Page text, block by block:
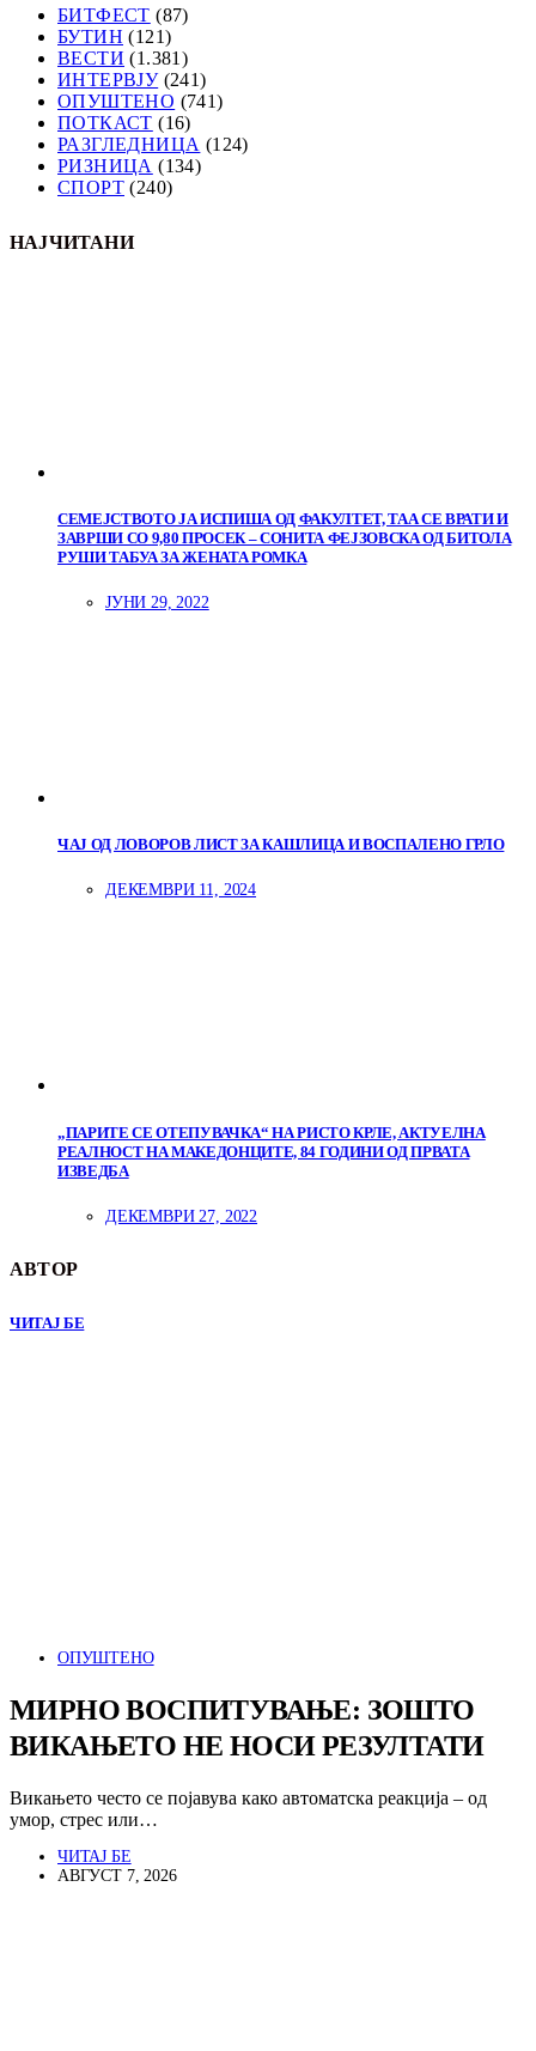
БИТФЕСТ (87)
БУТИН (121)
ВЕСТИ (1.381)
ИНТЕРВЈУ(241)
ОПУШТЕНО (741)
ПОТКАСТ (16)
РАЗГЛЕДНИЦА (124)
РИЗНИЦА (134)
СПОРТ (240)
НАЈЧИТАНИ
СЕМЕЈСТВОТО ЈА ИСПИША ОД ФАКУЛТЕТ, ТАА СЕ ВРАТИ И
ЗАВРШИ СО 9,80 ПРОСЕК – СОНИТА ФЕЈЗОВСКА ОД БИТОЛА
РУШИ ТАБУА ЗА ЖЕНАТА РОМКА
ЈУНИ 29, 2022
ЧАЈ ОД ЛОВОРОВ ЛИСТ ЗА КАШЛИЦА И ВОСПАЛЕНО ГРЛО
ДЕКЕМВРИ 11, 2024
„ПАРИТЕ СЕ ОТЕПУВАЧКА“ НА РИСТО КРЛЕ, АКТУЕЛНА
РЕАЛНОСТ НА МАКЕДОНЦИТЕ, 84 ГОДИНИ ОД ПРВАТА
ИЗВЕДБА
ДЕКЕМВРИ 27, 2022
АВТОР
ЧИТАЈ БЕ
ОПУШТЕНО
МИРНО ВОСПИТУВАЊЕ: ЗОШТО
ВИКАЊЕТО НЕ НОСИ РЕЗУЛТАТИ
Викањето често се појавува како автоматска реакција – од
умор, стрес или…
ЧИТАЈ БЕ
АВГУСТ 7, 2026